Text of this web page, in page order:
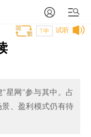
试听
T中
星网”参与其中。占
、盈利模式仍有待